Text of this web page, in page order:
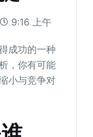
9:16 上午
成功的一种
，你有可能
小与竞争对